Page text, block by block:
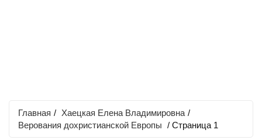
Главная / Хаецкая Елена Владимировна /
Верования дохристианской Европы / Страница 1